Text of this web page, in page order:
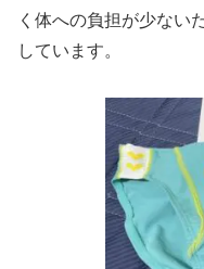
く体への負担が少ない
しています。